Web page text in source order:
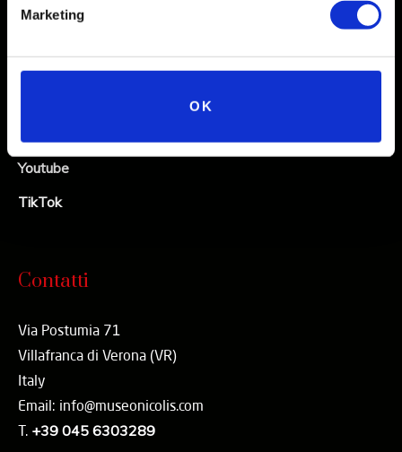
Marketing
OK
Youtube
TikTok
Contatti
Via Postumia 71
Villafranca di Verona (VR)
Italy
Email: info@museonicolis.com
T. +39 045 6303289